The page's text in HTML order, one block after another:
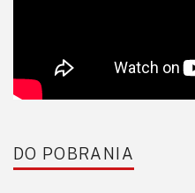
DO POBRANIA